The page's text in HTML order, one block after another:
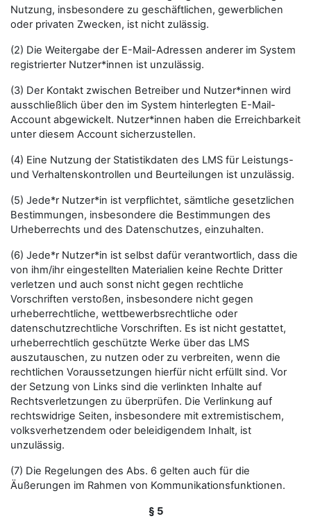
Nutzung, insbesondere zu geschäftlichen, gewerblichen
oder privaten Zwecken, ist nicht zulässig.
(2) Die Weitergabe der E-Mail-Adressen anderer im System
registrierter Nutzer*innen ist unzulässig.
(3) Der Kontakt zwischen Betreiber und Nutzer*innen wird
ausschließlich über den im System hinterlegten E-Mail-
Account abgewickelt. Nutzer*innen haben die Erreichbarkeit
unter diesem Account sicherzustellen.
(4) Eine Nutzung der Statistikdaten des LMS für Leistungs-
und Verhaltenskontrollen und Beurteilungen ist unzulässig.
(5) Jede*r Nutzer*in ist verpflichtet, sämtliche gesetzlichen
Bestimmungen, insbesondere die Bestimmungen des
Urheberrechts und des Datenschutzes, einzuhalten.
(6) Jede*r Nutzer*in ist selbst dafür verantwortlich, dass die
von ihm/ihr eingestellten Materialien keine Rechte Dritter
verletzen und auch sonst nicht gegen rechtliche
Vorschriften verstoßen, insbesondere nicht gegen
urheberrechtliche, wettbewerbsrechtliche oder
datenschutzrechtliche Vorschriften. Es ist nicht gestattet,
urheberrechtlich geschützte Werke über das LMS
auszutauschen, zu nutzen oder zu verbreiten, wenn die
rechtlichen Voraussetzungen hierfür nicht erfüllt sind. Vor
der Setzung von Links sind die verlinkten Inhalte auf
Rechtsverletzungen zu überprüfen. Die Verlinkung auf
rechtswidrige Seiten, insbesondere mit extremistischem,
volksverhetzendem oder beleidigendem Inhalt, ist
unzulässig.
(7) Die Regelungen des Abs. 6 gelten auch für die
Äußerungen im Rahmen von Kommunikationsfunktionen.
§ 5